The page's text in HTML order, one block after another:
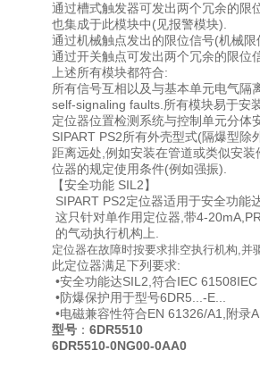
通过槽式触发器可发出两个冗余的限
也集成于此模块中(见报警模块).
通过机械触点发出的限位信号(机械限
通过开关触点可发出两个冗余的限位
上述所有模块都符合:
所有信号互相以及与基本单元电气隔
self-signaling faults.所有模块易于安
定位器位置检测系统与控制单元分体
SIPART PS2所有外壳型式(隔爆型
距离远处,例如安装在管道或类似安
位器的规定使用条件(例如强振).
【安全功能 SIL2】
SIPART PS2定位器适用于安全功能
这只针对单作用定位器,带4-
的气动执行机构上.
定位器在故障时按要求排空执行机构,并
此定位器满足下列要求:
•安全功能达SIL2,符合IEC
•防爆保护用于型号6DR5...-E...
•电磁兼容性符合EN 61326/A1,附录
型号 ： 6DR5510
6DR5510-0NG00-0AA0